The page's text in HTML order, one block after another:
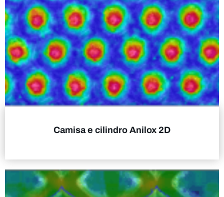
Camisa e cilindro Anilox 2D